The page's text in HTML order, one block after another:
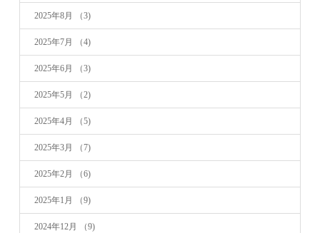
2025年8月 （3)
2025年7月 （4)
2025年6月 （3)
2025年5月 （2)
2025年4月 （5)
2025年3月 （7)
2025年2月 （6)
2025年1月 （9)
2024年12月 （9)